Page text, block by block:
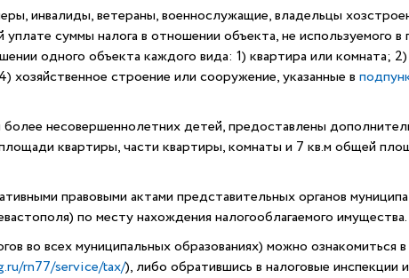
инвалиды, ветераны, военнослужащие, владельцы
суммы налога в отношении объекта, не используемого
одного объекта каждого вида: 1) квартира или
строение или сооружение, указанные в
несовершеннолетних детей, предоставлены
квартиры, части квартиры, комнаты и 7 кв.м общей
правовыми актами представительных органов
по месту нахождения налогооблагаемого имущества.
во всех муниципальных образованиях) можно ознакомиться
rn77/service/tax/), либо обратившись в налоговые